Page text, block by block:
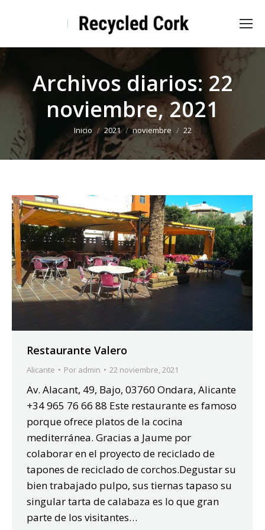
Archivos diarios: 22
noviembre, 2021
Estás aquí:
Inicio 2021 noviembre 22
Restaurante Valero
Alicante Por admin 22 noviembre, 2021
Av. Alacant, 49, Bajo, 03760 Ondara, Alicante
+34 965 76 66 88 Este restaurante es famoso
porque ofrece platos de la cocina
mediterránea. Gracias a Jaume por
colaborar en el proyecto de reciclado de
tapones de reciclado de corchos.Degustar su
bien trabajado pulpo, sus tiernas tapaso su
singular tarta de calabaza es lo que gran
parte de los visitantes…